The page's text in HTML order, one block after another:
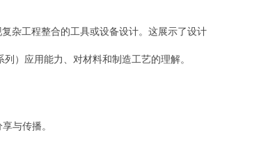
杂工程整合的工具或设备设计。这展示了设计
）应用能力、对材料和制造工艺的理解。
与传播。